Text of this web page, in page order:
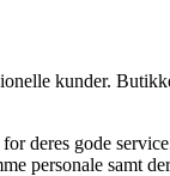
kunder.
deres gode
personale samt